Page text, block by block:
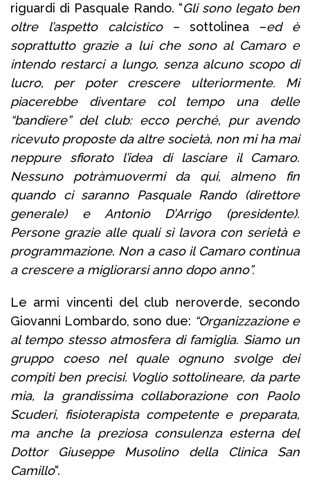
riguardi di Pasquale Rando. “Gli sono legato ben
oltre l’aspetto calcistico– sottolinea –ed è
soprattutto grazie a lui che sono al Camaro e
intendo restarci a lungo, senza alcuno scopo di
lucro, per poter crescere ulteriormente. Mi
piacerebbe diventare col tempo una delle
“bandiere” del club: ecco perché, pur avendo
ricevuto proposte da altre società, non mi ha mai
neppure sfiorato l’idea di lasciare il Camaro.
Nessuno potràmuovermi da qui, almeno fin
quando ci saranno Pasquale Rando (direttore
generale) e Antonio D’Arrigo (presidente).
Persone grazie alle quali si lavora con serietà e
programmazione. Non a caso il Camaro continua
a crescere a migliorarsi anno dopo anno”.
Le armi vincenti del club neroverde, secondo
Giovanni Lombardo, sono due: “Organizzazione e
al tempo stesso atmosfera di famiglia. Siamo un
gruppo coeso nel quale ognuno svolge dei
compiti ben precisi. Voglio sottolineare, da parte
mia, la grandissima collaborazione con Paolo
Scuderi, fisioterapista competente e preparata,
ma anche la preziosa consulenza esterna del
Dottor Giuseppe Musolino della Clinica San
Camillo“.